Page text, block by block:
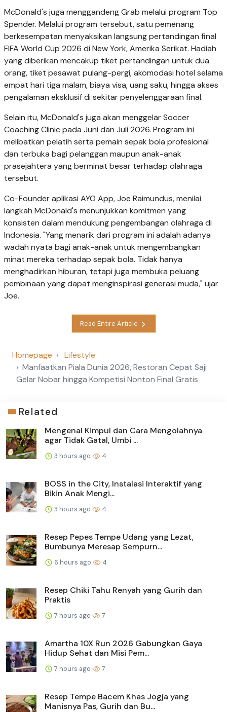
McDonald's juga menggandeng Grab melalui program Top
Spender. Melalui program tersebut, satu pemenang
berkesempatan menyaksikan langsung pertandingan final
FIFA World Cup 2026 di New York, Amerika Serikat. Hadiah
yang diberikan mencakup tiket pertandingan untuk dua
orang, tiket pesawat pulang-pergi, akomodasi hotel selama
empat hari tiga malam, biaya visa, uang saku, hingga akses
pengalaman eksklusif di sekitar penyelenggaraan final.
Selain itu, McDonald's juga akan menggelar Soccer
Coaching Clinic pada Juni dan Juli 2026. Program ini
melibatkan pelatih serta pemain sepak bola profesional
dan terbuka bagi pelanggan maupun anak-anak
prasejahtera yang berminat besar terhadap olahraga
tersebut.
Co-Founder aplikasi AYO App, Joe Raimundus, menilai
langkah McDonald's menunjukkan komitmen yang
konsisten dalam mendukung pengembangan olahraga di
Indonesia. "Yang menarik dari program ini adalah adanya
wadah nyata bagi anak-anak untuk mengembangkan
minat mereka terhadap sepak bola. Tidak hanya
menghadirkan hiburan, tetapi juga membuka peluang
pembinaan yang dapat menginspirasi generasi muda," ujar
Joe.
Read Entire Article
Homepage
Lifestyle
Manfaatkan Piala Dunia 2026, Restoran Cepat Saji
Gelar Nobar hingga Kompetisi Nonton Final Gratis
Related
Mengenal Kimpul dan Cara Mengolahnya
agar Tidak Gatal, Umbi ...
3 hours ago 4
BOSS in the City, Instalasi Interaktif yang
Bikin Anak Mengi...
3 hours ago 4
Resep Pepes Tempe Udang yang Lezat,
Bumbunya Meresap Sempurn...
6 hours ago 4
Resep Chiki Tahu Renyah yang Gurih dan
Praktis
7 hours ago 7
Amartha 10X Run 2026 Gabungkan Gaya
Hidup Sehat dan Misi Pem...
7 hours ago 7
Resep Tempe Bacem Khas Jogja yang
Manisnya Pas, Gurih dan Bu...